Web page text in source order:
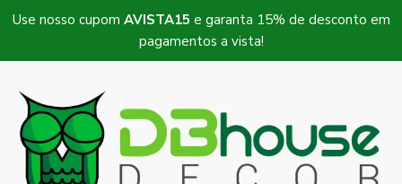
Use nosso cupom AVISTA15 e garanta 15% de desconto em
pagamentos a vista!